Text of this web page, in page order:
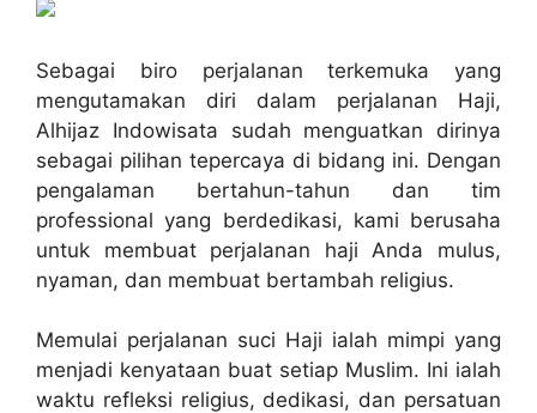
Sebagai biro perjalanan terkemuka yang
mengutamakan diri dalam perjalanan Haji,
Alhijaz Indowisata sudah menguatkan dirinya
sebagai pilihan tepercaya di bidang ini. Dengan
pengalaman bertahun-tahun dan tim
professional yang berdedikasi, kami berusaha
untuk membuat perjalanan haji Anda mulus,
nyaman, dan membuat bertambah religius.
Memulai perjalanan suci Haji ialah mimpi yang
menjadi kenyataan buat setiap Muslim. Ini ialah
waktu refleksi religius, dedikasi, dan persatuan